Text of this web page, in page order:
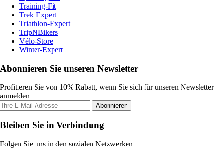
Training-Fit
Trek-Expert
Triathlon-Expert
TripNBikers
Vélo-Store
Winter-Expert
Abonnieren Sie unseren Newsletter
Profitieren Sie von 10% Rabatt, wenn Sie sich für unseren Newsletter
anmelden
Abonnieren
Bleiben Sie in Verbindung
Folgen Sie uns in den sozialen Netzwerken